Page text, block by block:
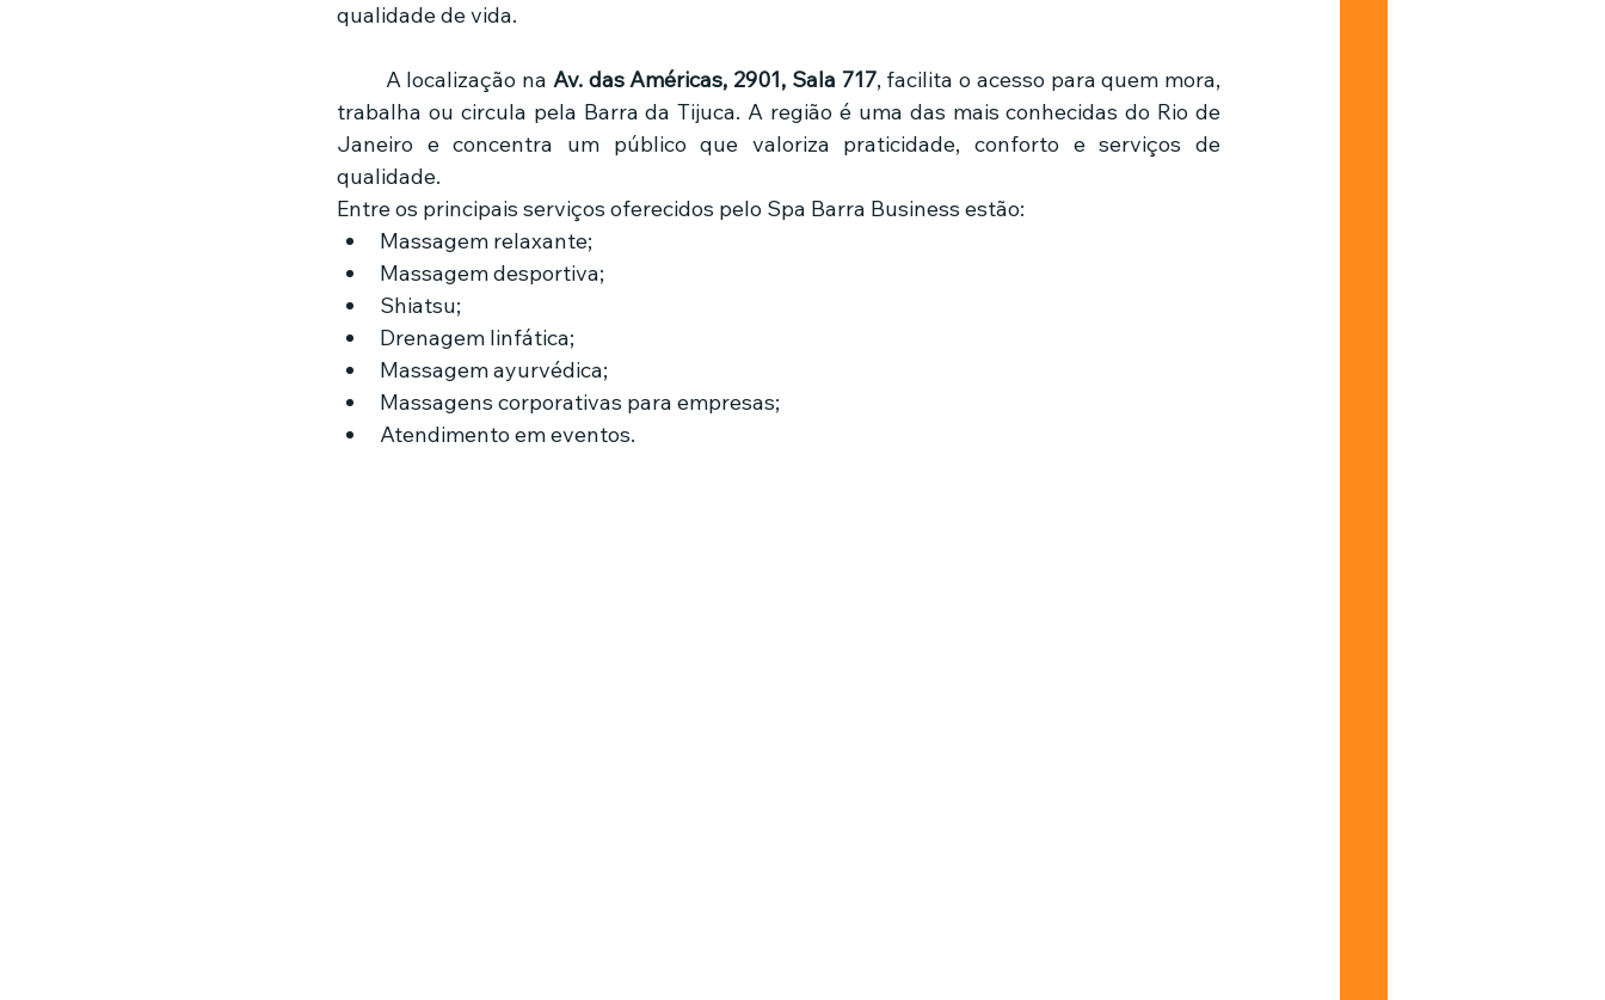
qualidade de vida.
	A localização na
Av. das Américas, 2901, Sala 717, facilita o acesso para quem mora,
trabalha ou circula pela Barra da Tijuca. A região é uma das mais conhecidas do Rio de
Janeiro e concentra um público que valoriza praticidade, conforto e serviços de
qualidade.
Entre os principais serviços oferecidos pelo Spa Barra Business estão:
Massagem relaxante;
Massagem desportiva;
Shiatsu;
Drenagem linfática;
Massagem ayurvédica;
Massagens corporativas para empresas;
Atendimento em eventos.